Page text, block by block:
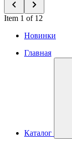
Item 1 of 12
Новинки
Главная
Каталог